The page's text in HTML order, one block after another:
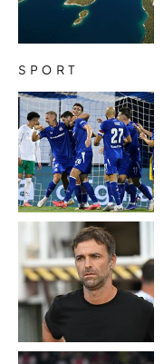
SPORT